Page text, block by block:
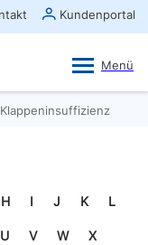
Klappeninsuffizienz
H I J K L
U V W X
Ansehen